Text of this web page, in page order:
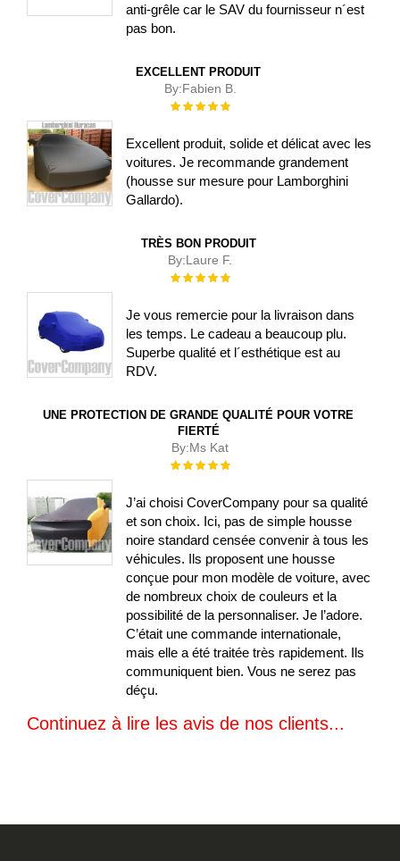
anti-grêle car le SAV du fournisseur n´est
pas bon.
EXCELLENT PRODUIT
By:Fabien B.
Évaluation :
Excellent produit, solide et délicat avec les
voitures. Je recommande grandement
(housse sur mesure pour Lamborghini
Gallardo).
TRÈS BON PRODUIT
By:Laure F.
Évaluation :
Je vous remercie pour la livraison dans
les temps. Le cadeau a beaucoup plu.
Superbe qualité et l´esthétique est au
RDV.
UNE PROTECTION DE GRANDE QUALITÉ POUR VOTRE
FIERTÉ
By:Ms Kat
Évaluation :
J’ai choisi CoverCompany pour sa qualité
et son choix. Ici, pas de simple housse
noire standard censée convenir à tous les
véhicules. Ils proposent une housse
conçue pour mon modèle de voiture, avec
de nombreux choix de couleurs et la
possibilité de la personnaliser. Je l’adore.
C’était une commande internationale,
mais elle a été traitée très rapidement. Ils
communiquent bien. Vous ne serez pas
déçu.
Continuez à lire les avis de nos clients...